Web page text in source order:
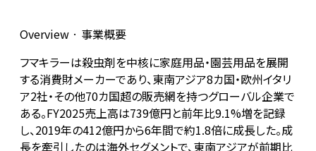
Overview · 事業概要
フマキラーは殺虫剤を中核に家庭用品・園芸用品を展開
する消費財メーカーであり、東南アジア8カ国・欧州イタリ
ア2社・その他70カ国超の販売網を持つグローバル企業で
ある。FY2025売上高は739億円と前年比9.1%増を記録
し、2019年の412億円から6年間で約1.8倍に成長した。成
長を牽引したのは海外セグメントで、東南アジアが前期比